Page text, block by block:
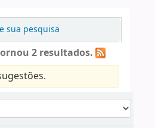
sua pesquisa
2 resultados.